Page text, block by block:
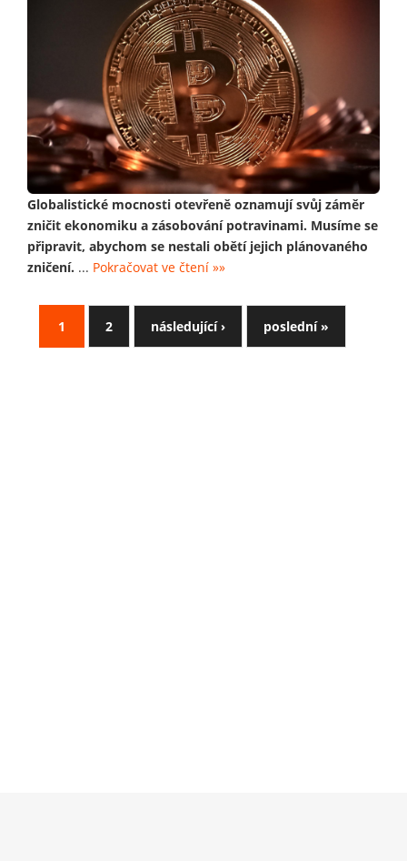
Globalistické mocnosti otevřeně oznamují svůj záměr
zničit ekonomiku a zásobování potravinami. Musíme se
připravit, abychom se nestali obětí jejich plánovaného
zničení. ... Pokračovat ve čtení »»
1 2 následující › poslední »